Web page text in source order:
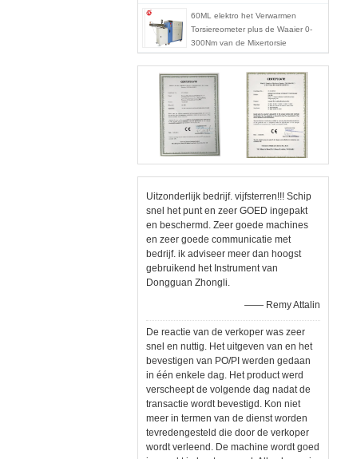
60ML elektro het Verwarmen
Torsiereometer plus de Waaier 0-
300Nm van de Mixertorsie
Uitzonderlijk bedrijf. vijfsterren!!! Schip
snel het punt en zeer GOED ingepakt
en beschermd. Zeer goede machines
en zeer goede communicatie met
bedrijf. ik adviseer meer dan hoogst
gebruikend het Instrument van
Dongguan Zhongli.
—— Remy Attalin
De reactie van de verkoper was zeer
snel en nuttig. Het uitgeven van en het
bevestigen van PO/PI werden gedaan
in één enkele dag. Het product werd
verscheept de volgende dag nadat de
transactie wordt bevestigd. Kon niet
meer in termen van de dienst worden
tevredengesteld die door de verkoper
wordt verleend. De machine wordt goed